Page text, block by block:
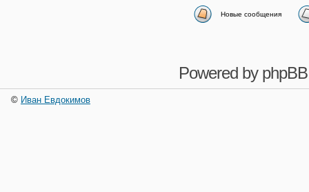
Новые сообщения
Powered by phpBB
© Иван Евдокимов